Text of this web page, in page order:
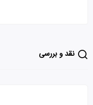
نقد و بررسی